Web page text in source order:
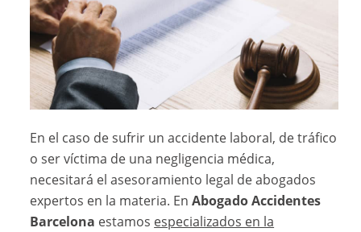
En el caso de sufrir un accidente laboral, de tráfico
o ser víctima de una negligencia médica,
necesitará el asesoramiento legal de abogados
expertos en la materia. EnAbogado Accidentes
Barcelona estamos especializados en la